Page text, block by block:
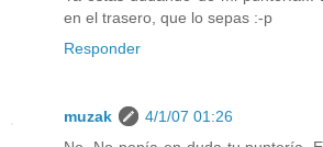
en el trasero, que lo sepas :-p
Responder
muzak
4/1/07 01:26